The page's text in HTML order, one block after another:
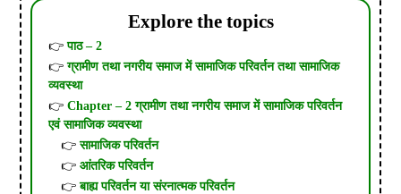
Explore the topics
पाठ – 2
ग्रामीण तथा नगरीय समाज में सामाजिक परिवर्तन तथा सामाजिक
व्यवस्था
Chapter – 2 ग्रामीण तथा नगरीय समाज में सामाजिक परिवर्तन
एवं सामाजिक व्यवस्था
सामाजिक परिवर्तन
आंतरिक परिवर्तन
बाह्य परिवर्तन या संरनात्मक परिवर्तन